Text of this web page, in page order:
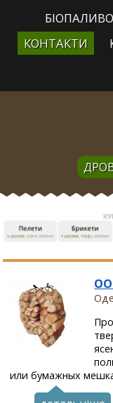
БІОПАЛИВО
КОНТАКТИ
или бумажных